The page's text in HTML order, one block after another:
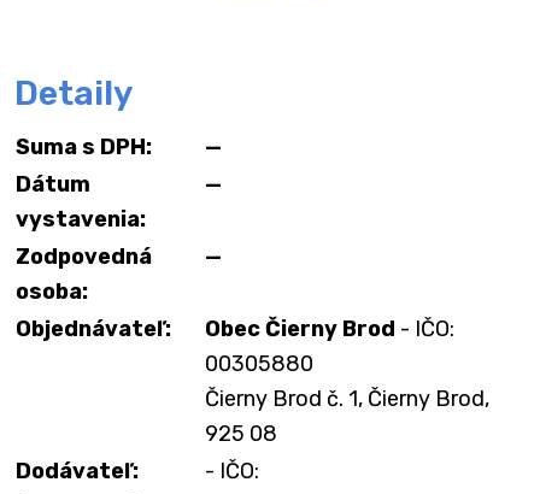
Detaily
Suma s DPH:
—
Dátum
vystavenia:
—
Zodpovedná
osoba:
—
Objednávateľ: Obec Čierny Brod - IČO:
00305880
Čierny Brod č. 1, Čierny Brod,
925 08
Dodávateľ:
- IČO: